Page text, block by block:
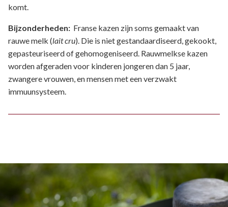
komt.
Bijzonderheden: Franse kazen zijn soms gemaakt van
rauwe melk (lait cru). Die is niet gestandaardiseerd, gekookt,
gepasteuriseerd of gehomogeniseerd. Rauwmelkse kazen
worden afgeraden voor kinderen jongeren dan 5 jaar,
zwangere vrouwen, en mensen met een verzwakt
immuunsysteem.